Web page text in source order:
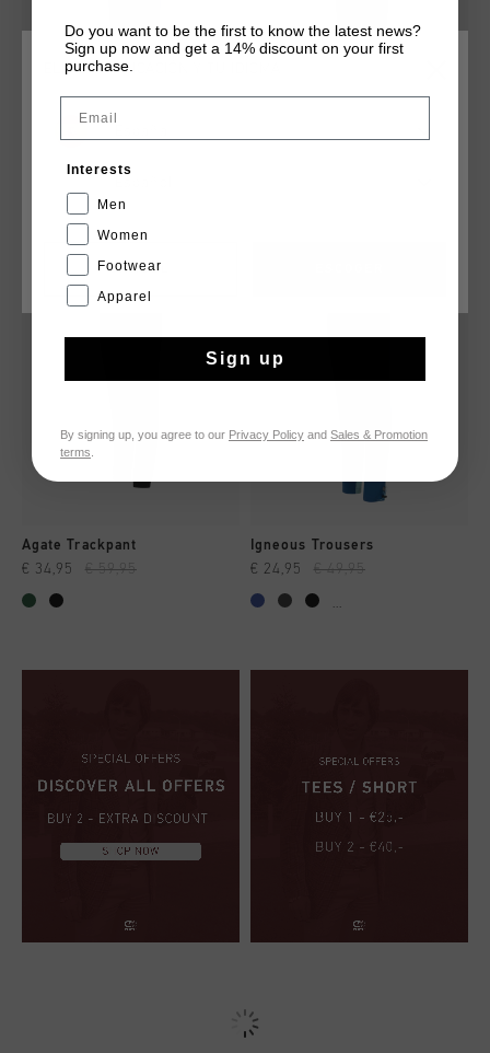
rebajas
Agate Trackpant
€ 34,95 € 59,95
Igneous Trousers
€ 24,95 € 49,95
ELIGE TU UBICACIÓN Y TU IDIOMA
CANCEL
Do you want to be the first to know the latest news?
Sign up now and get a 14% discount on your first
purchase.
Email
Interests
Men
Women
Footwear
Apparel
Sign up
By signing up, you agree to our Privacy Policy and Sales & Promotion
terms